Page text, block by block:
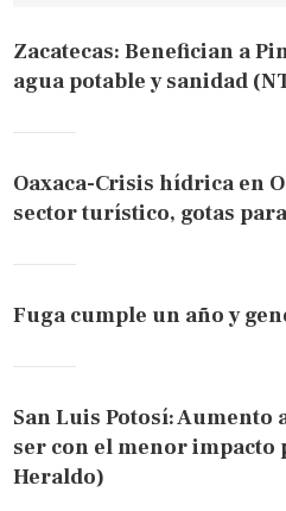
Zacatecas: Benefician a
agua potable y sanidad
Oaxaca-Crisis hídrica en
sector turístico, gotas
Fuga cumple un año y
San Luis Potosí: Aumento
ser con el menor impacto
Heraldo)